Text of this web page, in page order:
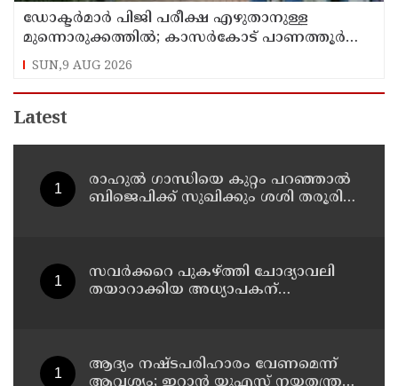
ഡോക്ടര്‍മാര്‍ പിജി പരീക്ഷ എഴുതാനുള്ള
മുന്നൊരുക്കത്തില്‍; കാസര്‍കോട് പാണത്തൂര്‍
കുടുംബാരോഗ്യ കേന്ദ്രം അടച്ചുപൂട്ടി
SUN,9 AUG 2026
Latest
രാഹുല്‍ ഗാന്ധിയെ കുറ്റം പറഞ്ഞാല്‍
ബിജെപിക്ക് സുഖിക്കും ശശി തരൂരിന്
സവര്‍ക്കറെ പുകഴ്ത്തി ചോദ്യാവലി
തയാറാക്കിയ അധ്യാപകന്
ആദ്യം നഷ്ടപരിഹാരം വേണമെന്ന്
ആവശ്യം; ഇറാന്‍ യുഎസ് നയതന്ത്ര